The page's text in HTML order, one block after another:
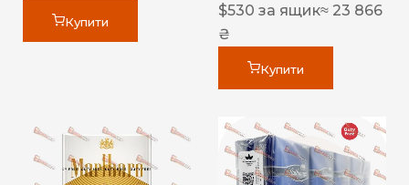
Купити
$530 за ящик≈ 23 866
₴
Купити